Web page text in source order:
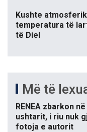
Kushte
temperatura të
të Diel
Më të
RENEA zbarkon
ushtarit, i riu nuk
fotoja e autorit